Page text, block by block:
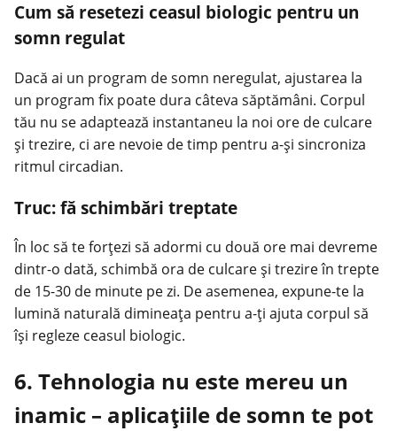
Cum să resetezi ceasul biologic pentru un
somn regulat
Dacă ai un program de somn neregulat, ajustarea la
un program fix poate dura câteva săptămâni. Corpul
tău nu se adaptează instantaneu la noi ore de culcare
și trezire, ci are nevoie de timp pentru a-și sincroniza
ritmul circadian.
Truc: fă schimbări treptate
În loc să te forțezi să adormi cu două ore mai devreme
dintr-o dată, schimbă ora de culcare și trezire în trepte
de 15-30 de minute pe zi. De asemenea, expune-te la
lumină naturală dimineața pentru a-ți ajuta corpul să
își regleze ceasul biologic.
6. Tehnologia nu este mereu un
inamic – aplicațiile de somn te pot